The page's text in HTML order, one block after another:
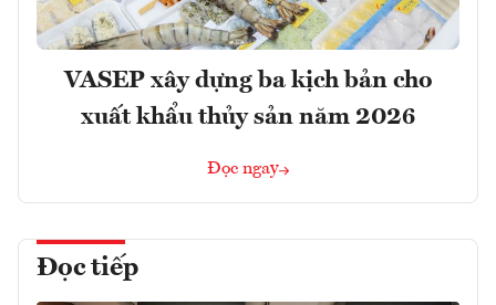
VASEP xây dựng ba kịch bản cho
xuất khẩu thủy sản năm 2026
Đọc ngay
Đọc tiếp